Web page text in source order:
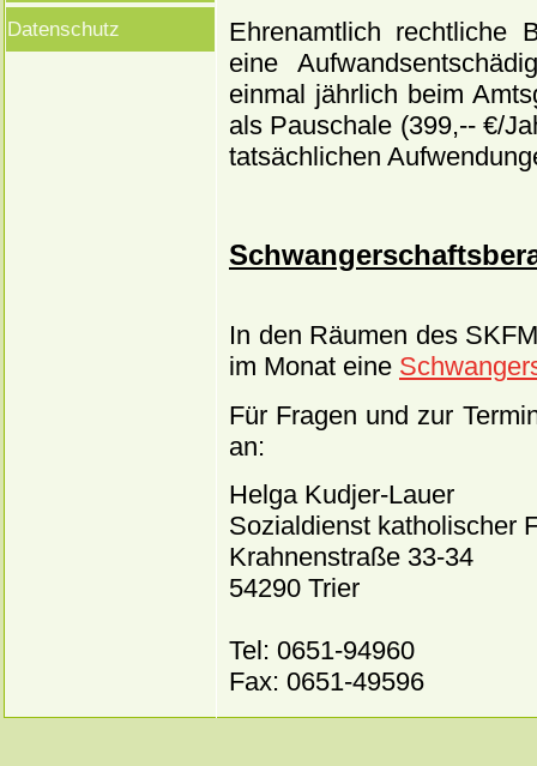
Datenschutz
Ehrenamtlich rechtliche
eine
einmal jährlich beim
als Pauschale (399,-- €/
tatsächlichen
In den Räumen des
im Monat eine
Für Fragen und zur
an:
Helga Kudjer-Lauer
Sozialdienst katholischer
Krahnenstraße 33-34
54290 Trier
Tel: 0651-94960
Fax: 0651-49596